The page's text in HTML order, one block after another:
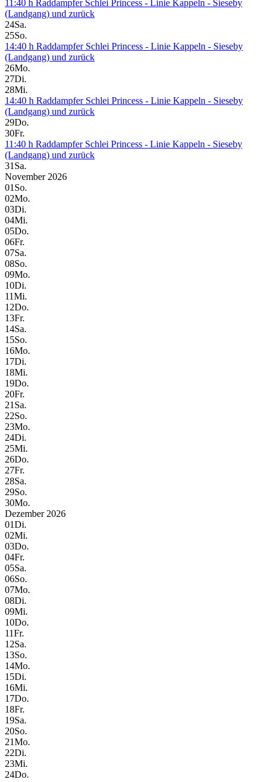
11:40 h Raddampfer Schlei Princess - Linie Kappeln - Sieseby
(Landgang) und zurück
24Sa.
25So.
14:40 h Raddampfer Schlei Princess - Linie Kappeln - Sieseby
(Landgang) und zurück
26Mo.
27Di.
28Mi.
14:40 h Raddampfer Schlei Princess - Linie Kappeln - Sieseby
(Landgang) und zurück
29Do.
30Fr.
11:40 h Raddampfer Schlei Princess - Linie Kappeln - Sieseby
(Landgang) und zurück
31 Sa.
November 2026
01 So.
02Mo.
03Di.
04Mi.
05Do.
06Fr.
07Sa.
08So.
09Mo.
10Di.
11Mi.
12Do.
13Fr.
14Sa.
15So.
16Mo.
17Di.
18Mi.
19Do.
20Fr.
21 Sa.
22So.
23Mo.
24Di.
25Mi.
26Do.
27Fr.
28Sa.
29So.
30Mo.
Dezember 2026
01Di.
02Mi.
03Do.
04Fr.
05Sa.
06So.
07Mo.
08Di.
09Mi.
10Do.
11Fr.
12Sa.
13So.
14Mo.
15Di.
16Mi.
17Do.
18Fr.
19Sa.
20So.
21Mo.
22Di.
23Mi.
24Do.